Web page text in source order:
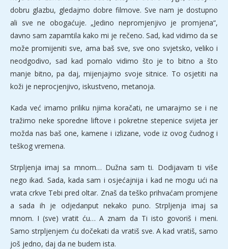
dobru glazbu, gledajmo dobre filmove. Sve nam je dostupno
ali sve ne obogaćuje. „Jedino nepromjenjivo je promjena“,
davno sam zapamtila kako mi je rečeno. Sad, kad vidimo da se
može promijeniti sve, ama baš sve, sve ono svjetsko, veliko i
neodgodivo, sad kad pomalo vidimo što je to bitno a što
manje bitno, pa daj, mijenjajmo svoje sitnice. To osjetiti na
koži je neprocjenjivo, iskustveno, metanoja.
Kada već imamo priliku njima koračati, ne umarajmo se i ne
tražimo neke sporedne liftove i pokretne stepenice svijeta jer
možda nas baš one, kamene i izlizane, vode iz ovog čudnog i
teškog vremena.
Strpljenja imaj sa mnom… Dužna sam ti. Dodijavam ti više
nego ikad. Sada, kada sam i osjećajnija i kad ne mogu ući na
vrata crkve Tebi pred oltar. Znaš da teško prihvaćam promjene
a sada ih je odjedanput nekako puno. Strpljenja imaj sa
mnom. I (sve) vratit ću… A znam da Ti isto govoriš i meni.
Samo strpljenjem ću dočekati da vratiš sve. A kad vratiš, samo
još jedno, daj da ne budem ista.